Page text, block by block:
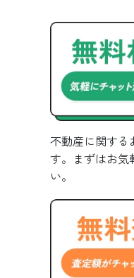
不動産に関する
す。まずはお気
い。